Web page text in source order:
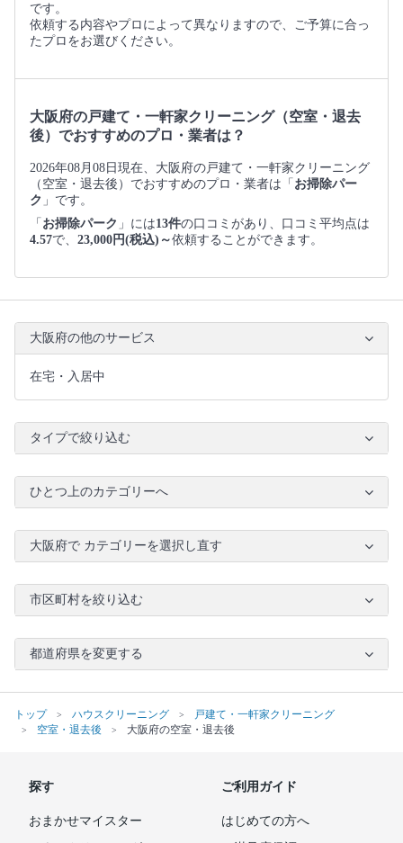
です。
依頼する内容やプロによって異なりますので、ご予算に合っ
たプロをお選びください。
大阪府の戸建て・一軒家クリーニング（空室・退去
後）でおすすめのプロ・業者は？
2026年08月08日現在、大阪府の戸建て・一軒家クリーニング
（空室・退去後）でおすすめのプロ・業者は「 お掃除パー
ク 」です。
「 お掃除パーク 」には13件の口コミがあり、口コミ平均点は
4.57で、 23,000円(税込)～依頼することができます。
大阪府の他のサービス
在宅・入居中
タイプで絞り込む
ひとつ上のカテゴリーへ
大阪府で カテゴリーを選択し直す
市区町村を絞り込む
都道府県を変更する
トップ ハウスクリーニング
戸建て・一軒家クリーニング
空室・退去後
大阪府の空室・退去後
探す
おまかせマイスター
ご利用ガイド
はじめての方へ